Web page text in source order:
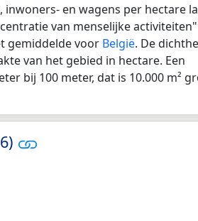
en wagens per hectare
van menselijke
gemiddelde voor België. De
van het gebied in hectare. Een
bij 100 meter, dat is 10.000 m²